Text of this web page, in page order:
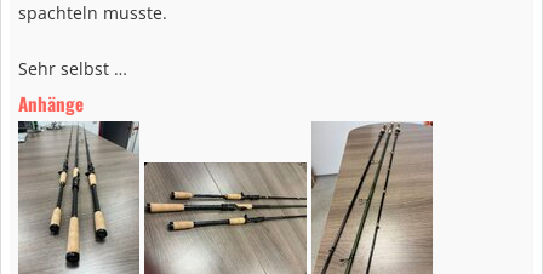
spachteln musste.
Sehr selbst …
Anhänge